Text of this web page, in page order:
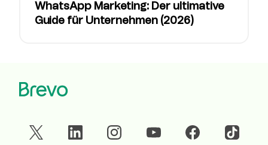
WhatsApp Marketing: Der ultimative
Guide für Unternehmen (2026)